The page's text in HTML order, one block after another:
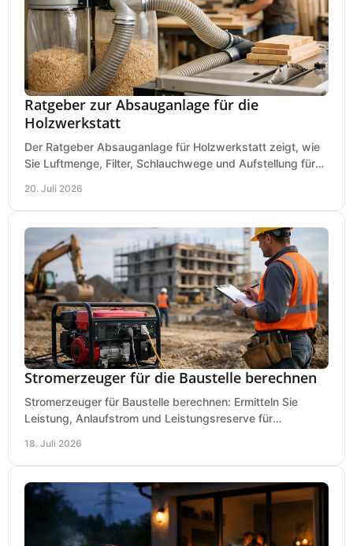
Ratgeber zur Absauganlage für die
Holzwerkstatt
Der Ratgeber Absauganlage für Holzwerkstatt zeigt, wie
Sie Luftmenge, Filter, Schlauchwege und Aufstellung für
20. Juli 2026
Stromerzeuger für die Baustelle berechnen
Stromerzeuger für Baustelle berechnen: Ermitteln Sie
Leistung, Anlaufstrom und Leistungsreserve für
18. Juli 2026